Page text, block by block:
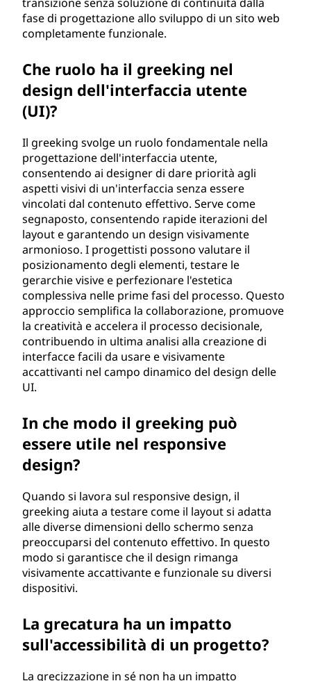
fase di progettazione allo sviluppo di un sito web
completamente funzionale.
Che ruolo ha il greeking nel
design dell'interfaccia utente
(UI)?
Il greeking svolge un ruolo fondamentale nella
progettazione dell'interfaccia utente,
consentendo ai designer di dare priorità agli
aspetti visivi di un'interfaccia senza essere
vincolati dal contenuto effettivo. Serve come
segnaposto, consentendo rapide iterazioni del
layout e garantendo un design visivamente
armonioso. I progettisti possono valutare il
posizionamento degli elementi, testare le
gerarchie visive e perfezionare l'estetica
complessiva nelle prime fasi del processo. Questo
approccio semplifica la collaborazione, promuove
la creatività e accelera il processo decisionale,
contribuendo in ultima analisi alla creazione di
interfacce facili da usare e visivamente
accattivanti nel campo dinamico del design delle
UI.
In che modo il greeking può
essere utile nel responsive
design?
Quando si lavora sul responsive design, il
greeking aiuta a testare come il layout si adatta
alle diverse dimensioni dello schermo senza
preoccuparsi del contenuto effettivo. In questo
modo si garantisce che il design rimanga
visivamente accattivante e funzionale su diversi
dispositivi.
La grecatura ha un impatto
sull'accessibilità di un progetto?
La grecizzazione in sé non ha un impatto